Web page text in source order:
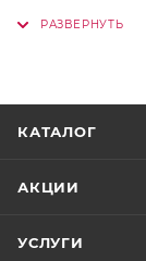
КАТАЛОГ
АКЦИИ
УСЛУГИ